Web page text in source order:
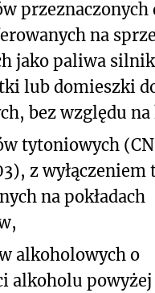
przeznaczonych
na
jako paliwa
lub domieszki
bez względu na
tytoniowych (CN
z wyłączeniem
na pokładach
alkoholowych o
alkoholu powyżej